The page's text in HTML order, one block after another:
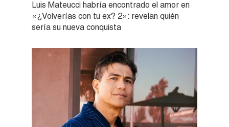
Luis Mateucci habría encontrado el amor en
«¿Volverías con tu ex? 2»: revelan quién
sería su nueva conquista